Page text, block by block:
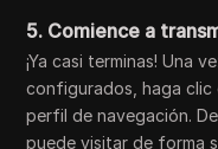
5. Comience a
¡Ya casi terminas! Una
configurados, haga clic
perfil de navegación.
puede visitar de forma